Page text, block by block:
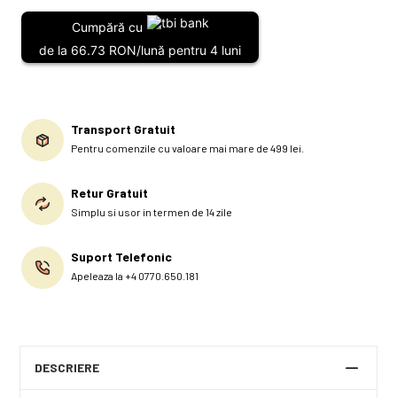
Cumpără cu
de la 66.73 RON/lună pentru 4 luni
Transport Gratuit
Pentru comenzile cu valoare mai mare de 499 lei.
Retur Gratuit
Simplu si usor in termen de 14 zile
Suport Telefonic
Apeleaza la +4 0770.650.181
DESCRIERE